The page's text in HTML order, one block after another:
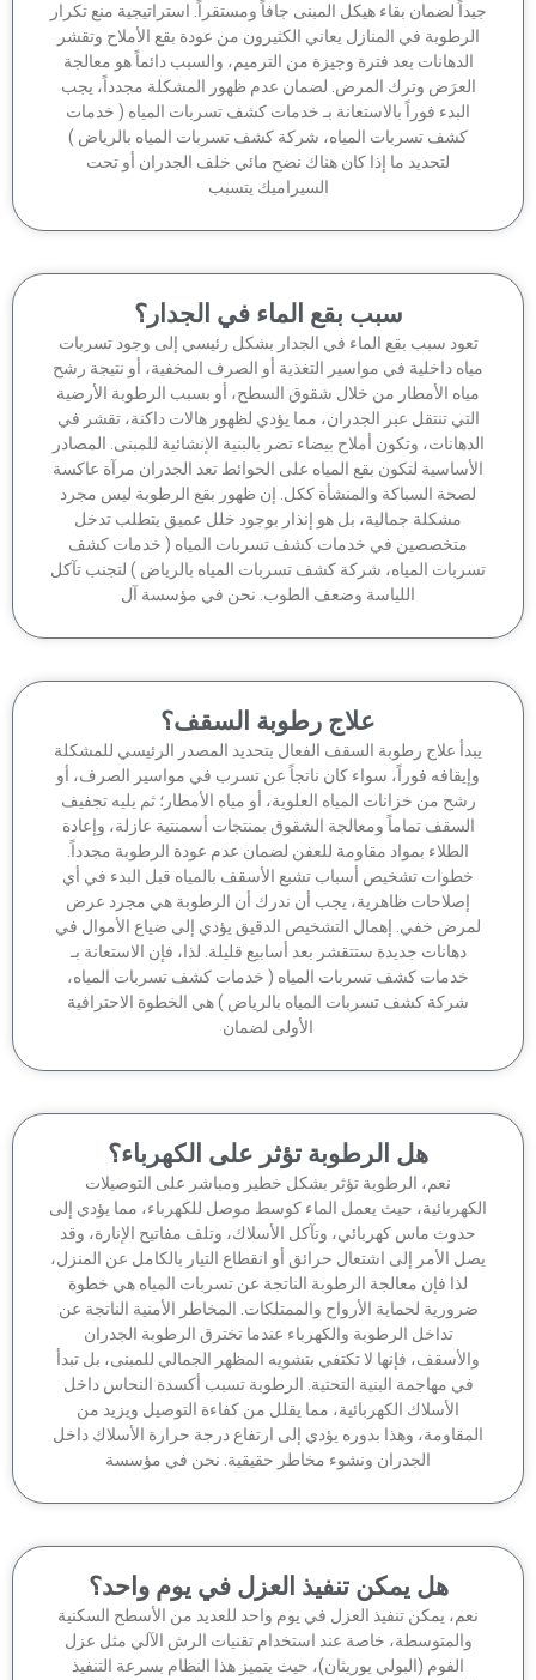
لضمان بقاء هيكل المبنى جافاً ومستقراً. استراتيجية منع تكرار
في المنازل يعاني الكثيرون من عودة بقع الأملاح وتقشر
الدهانات بعد فترة وجيزة من الترميم، والسبب دائماً هو معالجة
العرَض وترك المرض. لضمان عدم ظهور المشكلة مجدداً، يجب
البدء فوراً بالاستعانة بـ خدمات كشف تسربات المياه ( خدمات
كشف تسربات المياه، شركة كشف تسربات المياه بالرياض )
لتحديد ما إذا كان هناك نضح مائي خلف الجدران أو تحت
السيراميك يتسبب
سبب بقع الماء في الجدار؟
سبب بقع الماء في الجدار بشكل رئيسي إلى وجود تسربات
داخلية في مواسير التغذية أو الصرف المخفية، أو نتيجة رشح
الأمطار من خلال شقوق السطح، أو بسبب الرطوبة الأرضية
تنتقل عبر الجدران، مما يؤدي لظهور هالات داكنة، تقشر في
وتكون أملاح بيضاء تضر بالبنية الإنشائية للمبنى. المصادر
لتكون بقع المياه على الحوائط تعد الجدران مرآة عاكسة
لصحة السباكة والمنشأة ككل. إن ظهور بقع الرطوبة ليس مجرد
مشكلة جمالية، بل هو إنذار بوجود خلل عميق يتطلب تدخل
متخصصين في خدمات كشف تسربات المياه ( خدمات كشف
المياه، شركة كشف تسربات المياه بالرياض ) لتجنب تآكل
اللياسة وضعف الطوب. نحن في مؤسسة آل
علاج رطوبة السقف؟
علاج رطوبة السقف الفعال بتحديد المصدر الرئيسي للمشكلة
فوراً، سواء كان ناتجاً عن تسرب في مواسير الصرف، أو
رشح من خزانات المياه العلوية، أو مياه الأمطار؛ ثم يليه تجفيف
السقف تماماً ومعالجة الشقوق بمنتجات أسمنتية عازلة، وإعادة
الطلاء بمواد مقاومة للعفن لضمان عدم عودة الرطوبة مجدداً.
خطوات تشخيص أسباب تشبع الأسقف بالمياه قبل البدء في أي
إصلاحات ظاهرية، يجب أن ندرك أن الرطوبة هي مجرد عرض
خفي. إهمال التشخيص الدقيق يؤدي إلى ضياع الأموال في
دهانات جديدة ستتقشر بعد أسابيع قليلة. لذا، فإن الاستعانة بـ
خدمات كشف تسربات المياه ( خدمات كشف تسربات المياه،
شركة كشف تسربات المياه بالرياض ) هي الخطوة الاحترافية
الأولى لضمان
هل الرطوبة تؤثر على الكهرباء؟
نعم، الرطوبة تؤثر بشكل خطير ومباشر على التوصيلات
حيث يعمل الماء كوسط موصل للكهرباء، مما يؤدي إلى
حدوث ماس كهربائي، وتآكل الأسلاك، وتلف مفاتيح الإنارة، وقد
الأمر إلى اشتعال حرائق أو انقطاع التيار بالكامل عن المنزل،
لذا فإن معالجة الرطوبة الناتجة عن تسربات المياه هي خطوة
لحماية الأرواح والممتلكات. المخاطر الأمنية الناتجة عن
تداخل الرطوبة والكهرباء عندما تخترق الرطوبة الجدران
فإنها لا تكتفي بتشويه المظهر الجمالي للمبنى، بل تبدأ
في مهاجمة البنية التحتية. الرطوبة تسبب أكسدة النحاس داخل
الأسلاك الكهربائية، مما يقلل من كفاءة التوصيل ويزيد من
وهذا بدوره يؤدي إلى ارتفاع درجة حرارة الأسلاك داخل
الجدران ونشوء مخاطر حقيقية. نحن في مؤسسة
هل يمكن تنفيذ العزل في يوم واحد؟
يمكن تنفيذ العزل في يوم واحد للعديد من الأسطح السكنية
والمتوسطة، خاصة عند استخدام تقنيات الرش الآلي مثل عزل
الفوم (البولي يوريثان)، حيث يتميز هذا النظام بسرعة التنفيذ